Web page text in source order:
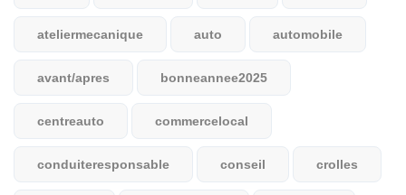
ateliermecanique auto automobile
avant/apres bonneannee2025
centreauto commercelocal
conduiteresponsable conseil crolles